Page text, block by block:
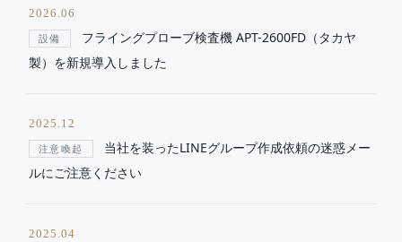
2026.06
設備
フライングプローブ検査機 APT-2600FD（タカヤ
製）を新規導入しました
2025.12
注意喚起
当社を装ったLINEグループ作成依頼の迷惑メー
ルにご注意ください
2025.04